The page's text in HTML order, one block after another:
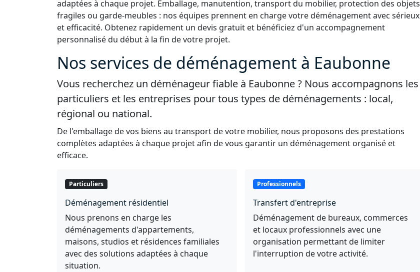
adaptées à chaque projet. Emballage, manutention, transport du mobilier, protection des objets
fragiles ou garde-meubles : nos équipes prennent en charge votre déménagement avec sérieux
et efficacité. Obtenez rapidement un devis gratuit et bénéficiez d'un accompagnement
personnalisé du début à la fin de votre projet.
Nos services de déménagement à Eaubonne
Vous recherchez un déménageur fiable à Eaubonne ? Nous accompagnons les
particuliers et les entreprises pour tous types de déménagements : local,
régional ou national.
De l'emballage de vos biens au transport de votre mobilier, nous proposons des prestations
complètes adaptées à chaque projet afin de vous garantir un déménagement organisé et
efficace.
Particuliers
Déménagement résidentiel
Nous prenons en charge les
déménagements d'appartements,
maisons, studios et résidences familiales
avec des solutions adaptées à chaque
situation.
Professionnels
Transfert d'entreprise
Déménagement de bureaux, commerces
et locaux professionnels avec une
organisation permettant de limiter
l'interruption de votre activité.